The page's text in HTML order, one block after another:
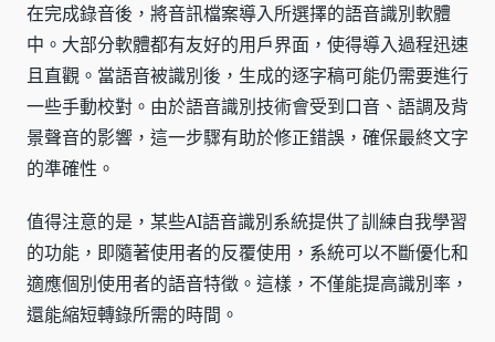
在完成錄音後，將音訊檔案導入所選擇的語音識別軟體
中。大部分軟體都有友好的用戶界面，使得導入過程迅速
且直觀。當語音被識別後，生成的逐字稿可能仍需要進行
一些手動校對。由於語音識別技術會受到口音、語調及背
景聲音的影響，這一步驟有助於修正錯誤，確保最終文字
的準確性。
值得注意的是，某些AI語音識別系統提供了訓練自我學習
的功能，即隨著使用者的反覆使用，系統可以不斷優化和
適應個別使用者的語音特徵。這樣，不僅能提高識別率，
還能縮短轉錄所需的時間。